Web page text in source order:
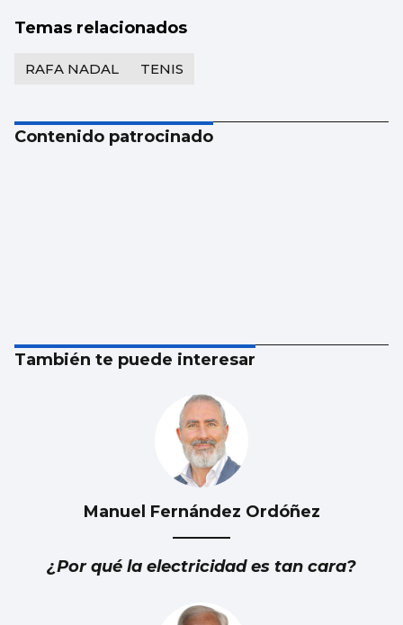
Temas relacionados
RAFA NADAL TENIS
Contenido patrocinado
También te puede interesar
Manuel Fernández Ordóñez
¿Por qué la electricidad es tan cara?